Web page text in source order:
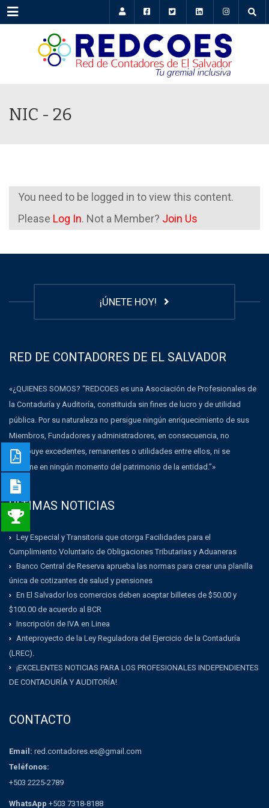
Menu
NIC - 26
You need to be logged in to view this content.
Please Log In. Not a Member? Join Us
¡ÚNETE HOY!
RED DE CONTADORES DE EL SALVADOR
«¿QUIENES SOMOS? “REDCOES es una Asociación de Profesionales de
la Contaduría y Auditoría, constituida sin fines de lucro y de utilidad
pública. Por su naturaleza no persigue ningún enriquecimiento de sus
Miembros, Fundadores y administradores, en consecuencia, no
distribuye excedentes, remanentes o utilidades entre ellos, ni se
dispone en ningún momento del patrimonio de la entidad.”»
ULTIMAS NOTICIAS
Ley Especial y Transitoria que otorga Facilidades para el
Cumplimiento Voluntario de Obligaciones Tributarias y Aduaneras
Banco Central de Reserva aprueba las normas para crear una planilla
única de cotizantes de salud y pensiones
En El Salvador los comercios deben aceptar billetes de $50.00 y
$100.00 de acuerdo al BCR
Inscripción de IVA en Linea
Anteproyecto de la Ley Reguladora del Ejercicio de la Contaduría
(LREC).
¡EXCELENTES NOTICIAS PARA LOS PROFESIONALES INDEPENDIENTES
DE CONTADURÍA Y AUDITORÍA!
CONTACTO
Email: red.contadores.es@gmail.com
Teléfonos:
+503 2225-2789
WhatsApp +503 7318-8188